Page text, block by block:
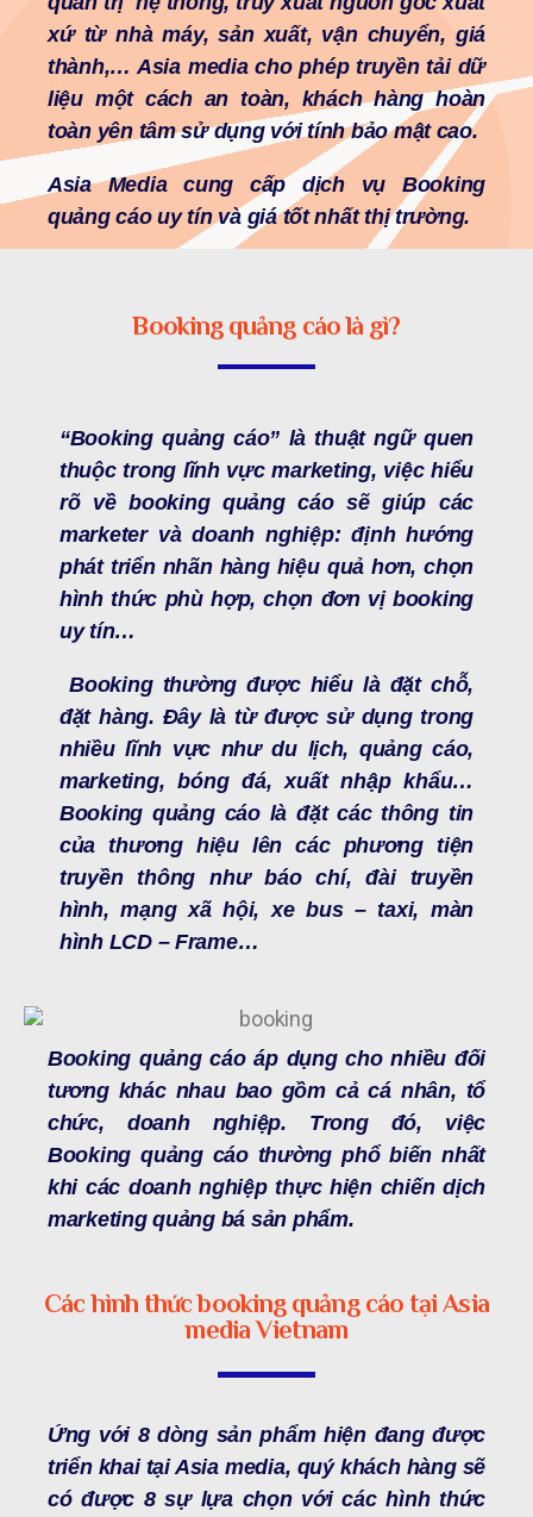
xứ từ nhà máy, sản xuất, vận chuyển, giá
thành,… Asia media cho phép truyền tải dữ
liệu một cách an toàn, khách hàng hoàn
toàn yên tâm sử dụng với tính bảo mật cao.
Asia Media cung cấp dịch vụ Booking
quảng cáo uy tín và giá tốt nhất thị trường.
Booking quảng cáo là gì?
“Booking quảng cáo” là thuật ngữ quen
thuộc trong lĩnh vực marketing, việc hiểu
rõ về booking quảng cáo sẽ giúp các
marketer và doanh nghiệp: định hướng
phát triển nhãn hàng hiệu quả hơn, chọn
hình thức phù hợp, chọn đơn vị booking
uy tín…
Booking thường được hiểu là đặt chỗ,
đặt hàng. Đây là từ được sử dụng trong
nhiều lĩnh vực như du lịch, quảng cáo,
marketing, bóng đá, xuất nhập khẩu…
Booking quảng cáo là đặt các thông tin
của thương hiệu lên các phương tiện
truyền thông như báo chí, đài truyền
hình, mạng xã hội, xe bus – taxi, màn
hình LCD – Frame…
Booking quảng cáo áp dụng cho nhiều đối
tương khác nhau bao gồm cả cá nhân, tổ
chức, doanh nghiệp. Trong đó, việc
Booking quảng cáo thường phổ biến nhất
khi các doanh nghiệp thực hiện chiến dịch
marketing quảng bá sản phẩm.
Các hình thức booking quảng cáo tại Asia
media Vietnam
Ứng với 8 dòng sản phẩm hiện đang được
triển khai tại Asia media, quý khách hàng sẽ
có được 8 sự lựa chọn với các hình thức